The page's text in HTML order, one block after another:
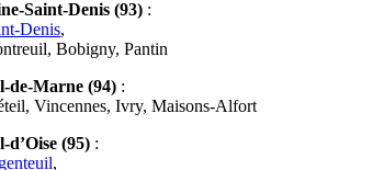
Saint-Denis (93) :
Denis,
Bobigny, Pantin
de-Marne (94) :
Vincennes, Ivry, Maisons-Alfort
d’Oise (95) :
,